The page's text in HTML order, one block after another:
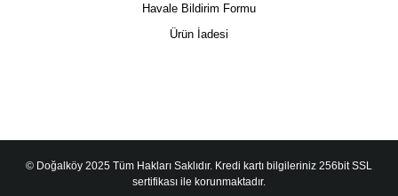
Havale Bildirim Formu
Ürün İadesi
© Doğalköy 2025 Tüm Hakları Saklıdır. Kredi kartı bilgileriniz 256bit SSL
sertifikası ile korunmaktadır.